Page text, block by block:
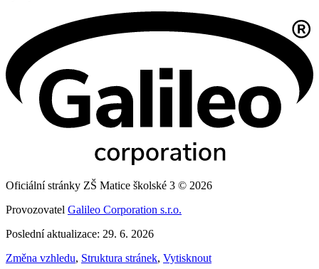
Oficiální stránky ZŠ Matice školské 3 © 2026
Provozovatel Galileo Corporation s.r.o.
Poslední aktualizace: 29. 6. 2026
Změna vzhledu, Struktura stránek, Vytisknout